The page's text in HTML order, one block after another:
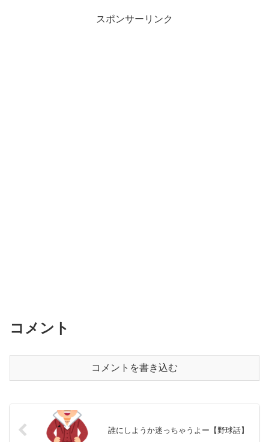
スポンサーリンク
コメント
コメントを書き込む
誰にしようか迷っちゃうよー【野球話】